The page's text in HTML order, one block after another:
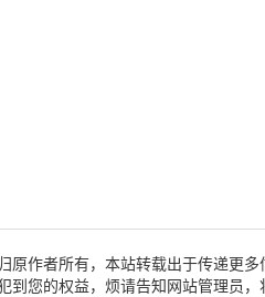
作者所有，本站转载出于传递更
您的权益，烦请告知网站管理员